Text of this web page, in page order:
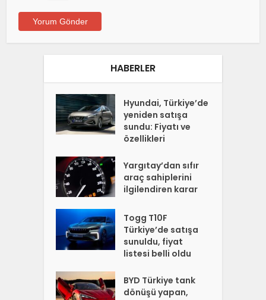
HABERLER
Hyundai, Türkiye’de
yeniden satışa
sundu: Fiyatı ve
özellikleri
Yargıtay’dan sıfır
araç sahiplerini
ilgilendiren karar
Togg T10F
Türkiye’de satışa
sunuldu, fiyat
listesi belli oldu
BYD Türkiye tank
dönüşü yapan,